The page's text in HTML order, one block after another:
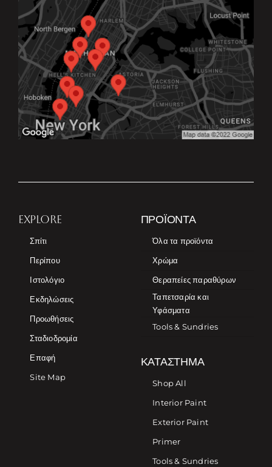
EXPLORE
Σπίτι
Περίπου
Ιστολόγιο
Εκδηλώσεις
Προωθήσεις
Σταδιοδρομία
Επαφή
Site Map
ΠΡΟΪΌΝΤΑ
Όλα τα προϊόντα
Χρώμα
Θεραπείες παραθύρων
Ταπετσαρία και
Υφάσματα
Tools & Sundries
ΚΑΤΆΣΤΗΜΑ
Shop All
Interior Paint
Exterior Paint
Primer
Tools & Sundries